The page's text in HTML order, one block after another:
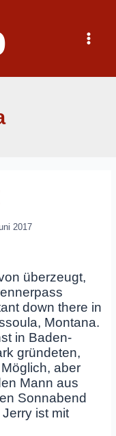
Main
Menu
2017
überzeugt,
down there in
Montana.
in Baden-
gründeten,
aber
Mann aus
Sonnabend
ist mit